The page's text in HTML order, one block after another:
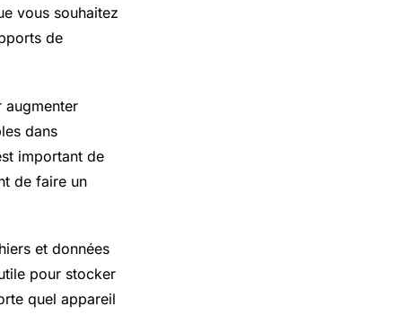
vous souhaitez
de
augmenter
dans
important de
de faire un
et données
pour stocker
quel appareil